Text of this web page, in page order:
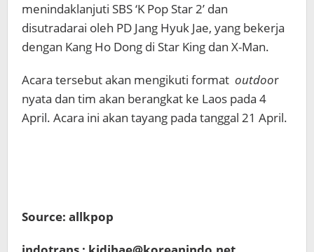
menindaklanjuti SBS ‘K Pop Star 2’ dan
disutradarai oleh PD Jang Hyuk Jae, yang bekerja
dengan Kang Ho Dong di Star King dan X-Man.
Acara tersebut akan mengikuti format outdoor
nyata dan tim akan berangkat ke Laos pada 4
April. Acara ini akan tayang pada tanggal 21 April.
Source: allkpop